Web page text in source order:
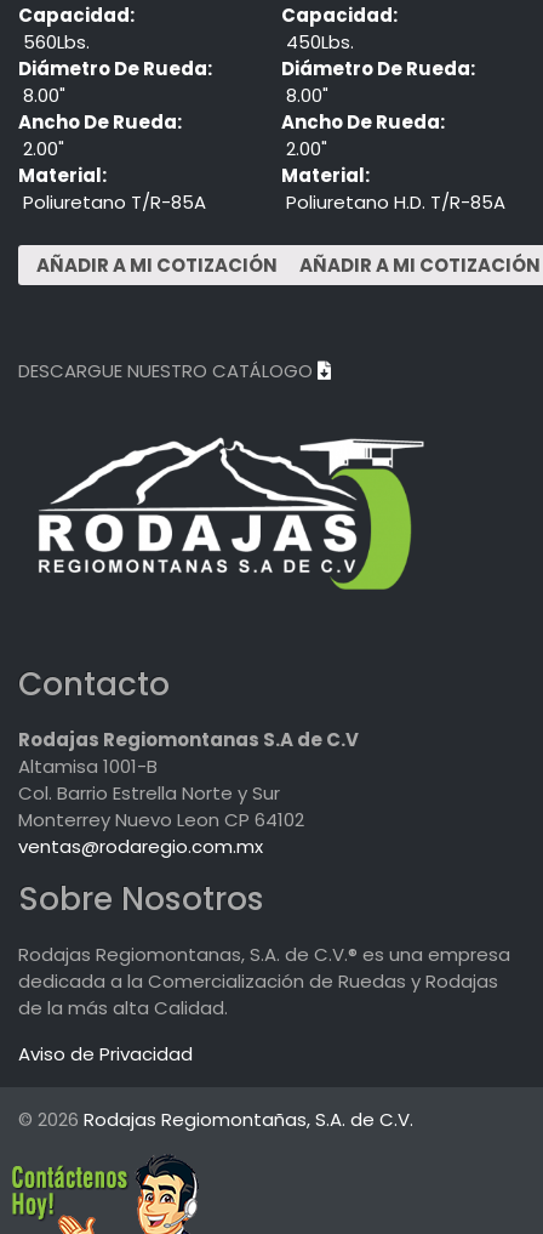
Capacidad:
560Lbs.
Diámetro De Rueda:
8.00"
Ancho De Rueda:
2.00"
Material:
Poliuretano T/R-85A
Capacidad:
450Lbs.
Diámetro De Rueda:
8.00"
Ancho De Rueda:
2.00"
Material:
Poliuretano H.D. T/R-85A
DESCARGUE NUESTRO CATÁLOGO
Contacto
Rodajas Regiomontanas S.A de C.V
Altamisa 1001-B
Col. Barrio Estrella Norte y Sur
Monterrey Nuevo Leon CP 64102
ventas@rodaregio.com.mx
Sobre Nosotros
Rodajas Regiomontanas, S.A. de C.V.® es una empresa
dedicada a la Comercialización de Ruedas y Rodajas
de la más alta Calidad.
Aviso de Privacidad
© 2026 Rodajas Regiomontañas, S.A. de C.V.